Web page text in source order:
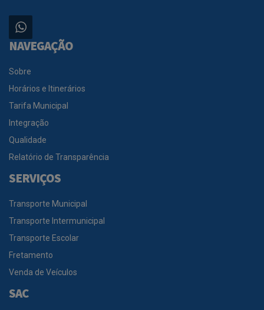
NAVEGAÇÃO
Sobre
Horários e Itinerários
Tarifa Municipal
Integração
Qualidade
Relatório de Transparência
SERVIÇOS
Transporte Municipal
Transporte Intermunicipal
Transporte Escolar
Fretamento
Venda de Veículos
SAC